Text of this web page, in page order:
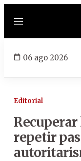
Menú
06 ago 2026
Editorial
repetir